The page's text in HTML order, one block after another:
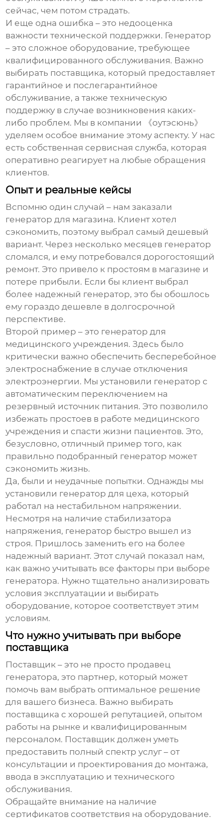
сейчас, чем потом страдать.
И еще одна ошибка – это недооценка
важности технической поддержки. Генератор
– это сложное оборудование, требующее
квалифицированного обслуживания. Важно
выбирать поставщика, который предоставляет
гарантийное и послегарантийное
обслуживание, а также техническую
поддержку в случае возникновения каких-
либо проблем. Мы в компании 《оутэсюнь》
уделяем особое внимание этому аспекту. У нас
есть собственная сервисная служба, которая
оперативно реагирует на любые обращения
клиентов.
Опыт и реальные кейсы
Вспомню один случай – нам заказали
генератор для магазина. Клиент хотел
сэкономить, поэтому выбрал самый дешевый
вариант. Через несколько месяцев генератор
сломался, и ему потребовался дорогостоящий
ремонт. Это привело к простоям в магазине и
потере прибыли. Если бы клиент выбрал
более надежный генератор, это бы обошлось
ему гораздо дешевле в долгосрочной
перспективе.
Второй пример – это генератор для
медицинского учреждения. Здесь было
критически важно обеспечить бесперебойное
электроснабжение в случае отключения
электроэнергии. Мы установили генератор с
автоматическим переключением на
резервный источник питания. Это позволило
избежать простоев в работе медицинского
учреждения и спасти жизни пациентов. Это,
безусловно, отличный пример того, как
правильно подобранный генератор может
сэкономить жизнь.
Да, были и неудачные попытки. Однажды мы
установили генератор для цеха, который
работал на нестабильном напряжении.
Несмотря на наличие стабилизатора
напряжения, генератор быстро вышел из
строя. Пришлось заменить его на более
надежный вариант. Этот случай показал нам,
как важно учитывать все факторы при выборе
генератора. Нужно тщательно анализировать
условия эксплуатации и выбирать
оборудование, которое соответствует этим
условиям.
Что нужно учитывать при выборе
поставщика
Поставщик – это не просто продавец
генератора, это партнер, который может
помочь вам выбрать оптимальное решение
для вашего бизнеса. Важно выбирать
поставщика с хорошей репутацией, опытом
работы на рынке и квалифицированным
персоналом. Поставщик должен уметь
предоставить полный спектр услуг – от
консультации и проектирования до монтажа,
ввода в эксплуатацию и технического
обслуживания.
Обращайте внимание на наличие
сертификатов соответствия на оборудование.